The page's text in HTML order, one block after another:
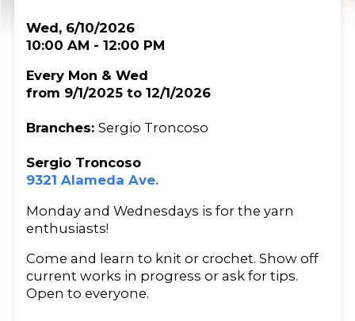
Wed, 6/10/2026
10:00 AM - 12:00 PM
Every Mon & Wed
from 9/1/2025 to 12/1/2026
Branches: Sergio Troncoso
Sergio Troncoso
9321 Alameda Ave.
Monday and Wednesdays is for the yarn
enthusiasts!
Come and learn to knit or crochet. Show off
current works in progress or ask for tips.
Open to everyone.